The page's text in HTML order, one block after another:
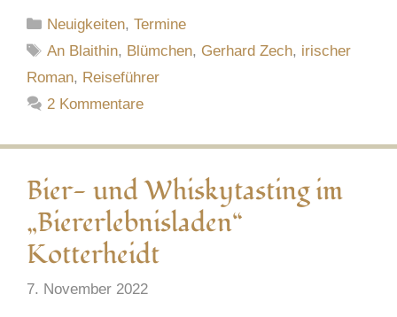
Kategorien
Neuigkeiten,Termine
Schlagwörter
An Blaithin, Blümchen, Gerhard Zech, irischer
Roman, Reiseführer
2 Kommentare
Bier- und Whiskytasting im
„Biererlebnisladen“
Kotterheidt
7. November 2022